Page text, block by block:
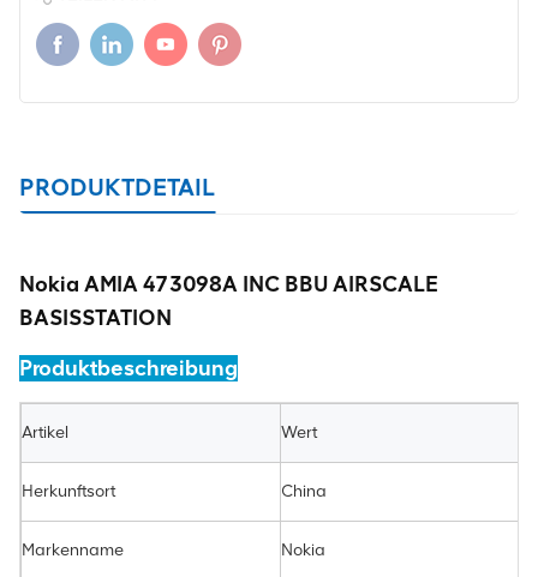
PRODUKTDETAIL
Nokia AMIA 473098A INC BBU AIRSCALE
BASISSTATION
Produktbeschreibung
Artikel Wert
Herkunftsort China
Markenname Nokia